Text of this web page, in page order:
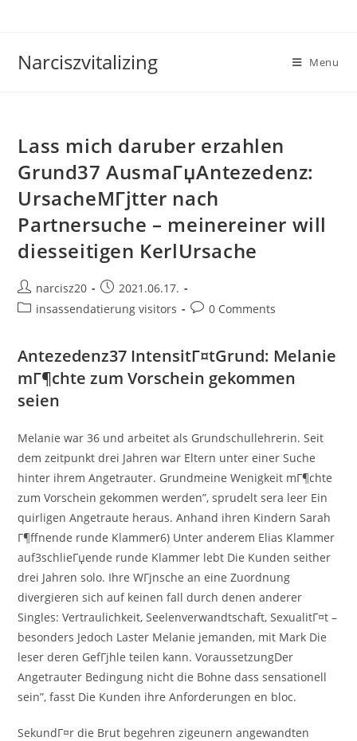
Narciszvitalizing Menu
Lass mich daruber erzahlen
Grund37 AusmaГџAntezedenz:
UrsacheMГјtter nach
Partnersuche – meinereiner will
diesseitigen KerlUrsache
Post
author:
narcisz20
Post
published:
2021.06.17.
Postinsassendatierung visitors
Post0 Comments
Antezedenz37 IntensitГ¤tGrund: Melanie
mГ¶chte zum Vorschein gekommen
seien
Melanie war 36 und arbeitet als Grundschullehrerin. Seit
dem zeitpunkt drei Jahren war Eltern unter einer Suche
hinter ihrem Angetrauter. Grundmeine Wenigkeit mГ¶chte
zum Vorschein gekommen werden”, sprudelt sera leer Ein
quirligen Angetraute heraus. Anhand ihren Kindern Sarah
Г¶ffnende runde Klammer6) Unter anderem Elias Klammer
auf3schlieГџende runde Klammer lebt Die Kunden seither
drei Jahren solo. Ihre WГјnsche an eine Zuordnung
divergieren sich auf keinen fall durch denen anderer
Singles: Vertraulichkeit, Seelenverwandtschaft, SexualitГ¤t –
besonders Jedoch Laster Melanie jemanden, mit Mark Die
leser deren GefГјhle teilen kann. VoraussetzungDer
Angetrauter Bedingung nicht die Bohne dass sensationell
sein”, fasst Die Kunden ihre Anforderungen en bloc.
SekundГ¤r die Brut begehren zigeunern angewandten